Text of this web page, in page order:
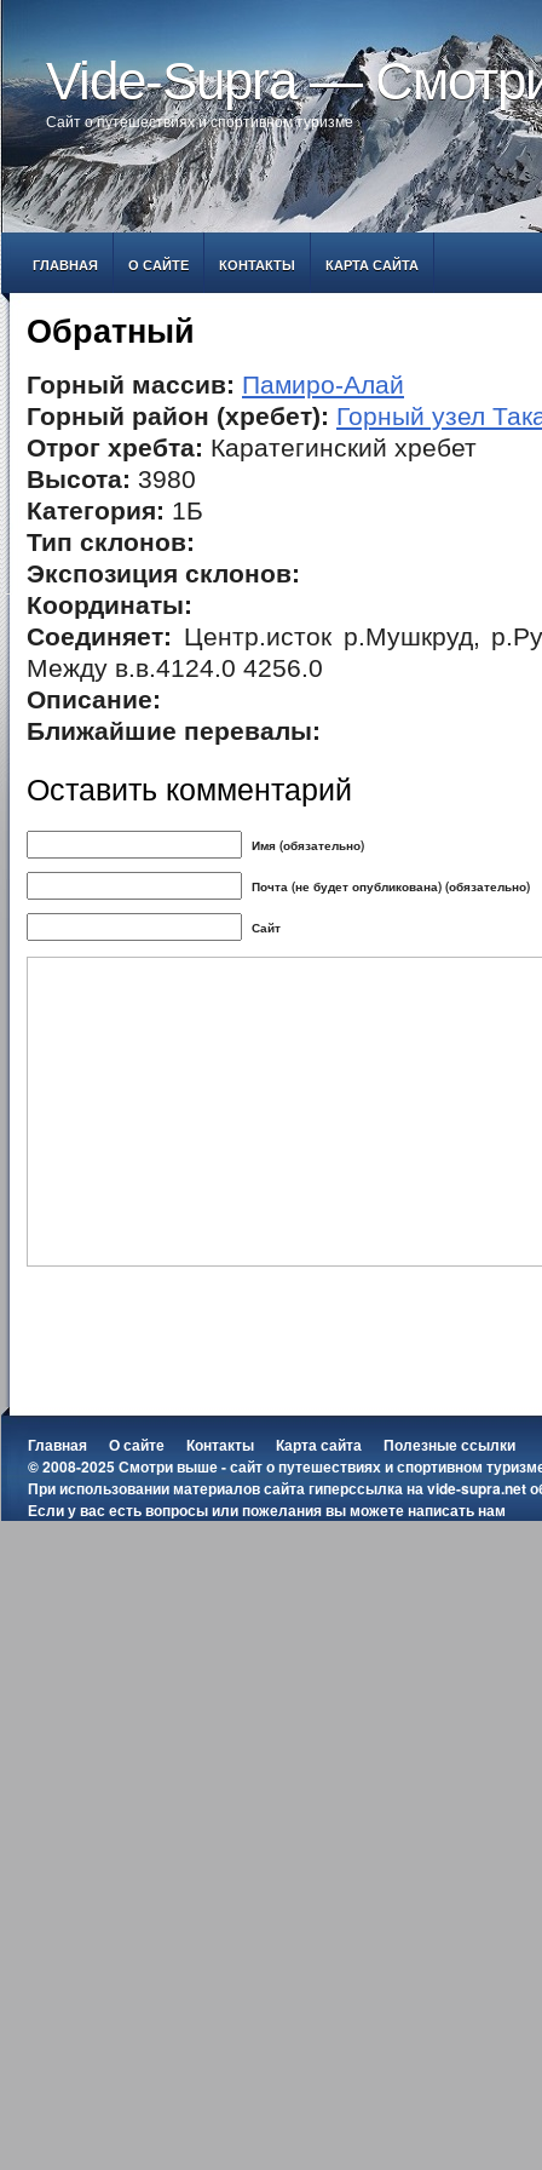
Vide-Supra —
Сайт о путешествиях и спортивном туризме
ГЛАВНАЯ О САЙТЕ КОНТАКТЫ КАРТА САЙТА
Обратный
Горный массив: Памиро-Алай
Горный район (хребет): Горный узел
Отрог хребта: Каратегинский хребет
Высота: 3980
Категория: 1Б
Тип склонов:
Экспозиция склонов:
Координаты:
Соединяет: Центр.исток р.Мушкруд,
Между в.в.4124.0 4256.0
Описание:
Ближайшие перевалы:
Оставить комментарий
Имя (обязательно)
Почта (не будет опубликована) (обязательно)
Сайт
Главная О сайте Контакты Карта сайта
Полезные ссылки
© 2008-2025 Смотри выше - сайт о путешествиях и спортивном
При использовании материалов сайта гиперссылка наvide-supra.net
Если у вас есть вопросы или пожелания вы можетенаписать нам